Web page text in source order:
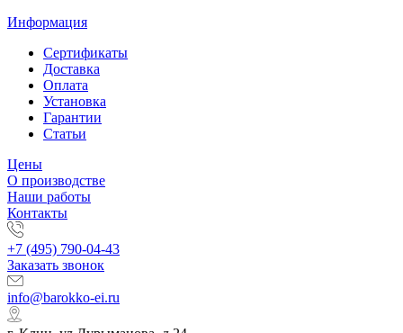
Информация
Сертификаты
Доставка
Оплата
Установка
Гарантии
Статьи
Цены
О производстве
Наши работы
Контакты
+7 (495) 790-04-43
Заказать звонок
info@barokko-ei.ru